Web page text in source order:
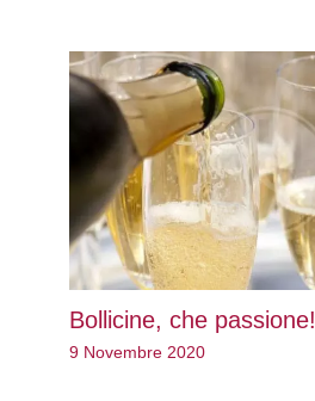
Bollicine, che passione!
9 Novembre 2020